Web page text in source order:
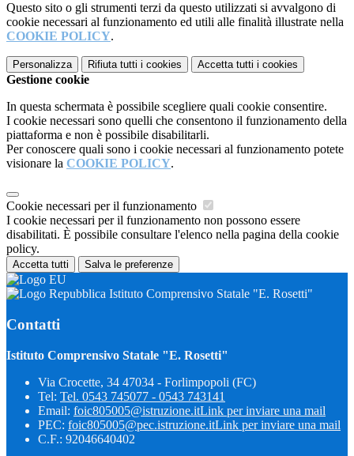
Questo sito o gli strumenti terzi da questo utilizzati si avvalgono di
cookie necessari al funzionamento ed utili alle finalità illustrate nella
COOKIE POLICY.
Personalizza Rifiuta tutti i cookies Accetta tutti i cookies
Gestione cookie
In questa schermata è possibile scegliere quali cookie consentire.
I cookie necessari sono quelli che consentono il funzionamento della
piattaforma e non è possibile disabilitarli.
Per conoscere quali sono i cookie necessari al funzionamento potete
visionare la COOKIE POLICY.
Cookie necessari per il funzionamento
I cookie necessari per il funzionamento non possono essere
disabilitati. È possibile consultare l'elenco nella pagina della cookie
policy.
Accetta tutti Salva le preferenze
Istituto Comprensivo Statale "E. Rosetti"
Contatti
Istituto Comprensivo Statale "E. Rosetti"
Via Crocette, 34 47034 - Forlimpopoli (FC)
Tel: Tel. 0543 745077 - 0543 743141
Email: foic805005@istruzione.itLink per inviare una mail
PEC: foic805005@pec.istruzione.itLink per inviare una mail
C.F.: 92046640402